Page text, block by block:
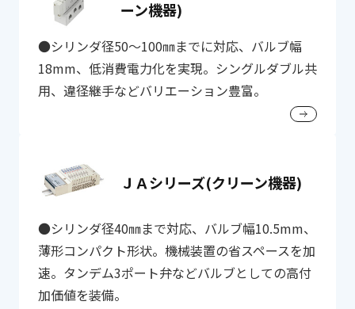
ーン機器)
●シリンダ径50～100㎜までに対応、バルブ幅
18mm、低消費電力化を実現。シングルダブル共
用、違径継手などバリエーション豊富。
ＪＡシリーズ(クリーン機器)
●シリンダ径40㎜まで対応、バルブ幅10.5mm、
薄形コンパクト形状。機械装置の省スペースを加
速。タンデム3ポート弁などバルブとしての高付
加価値を装備。